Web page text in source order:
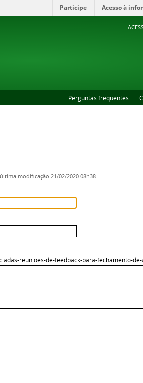
Participe Acesso à
Perguntas frequentes
última modificação 21/02/2020 08h38